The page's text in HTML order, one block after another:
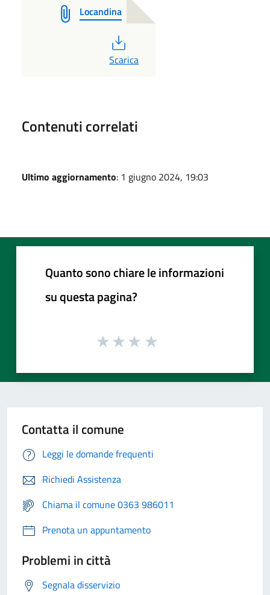
Locandina
PDF
Scarica
Contenuti correlati
Ultimo aggiornamento: 1 giugno 2024, 19:03
Quanto sono chiare le informazioni
su questa pagina?
Contatta il comune
Leggi le domande frequenti
Richiedi Assistenza
Chiama il comune 0363 986011
Prenota un appuntamento
Problemi in città
Segnala disservizio